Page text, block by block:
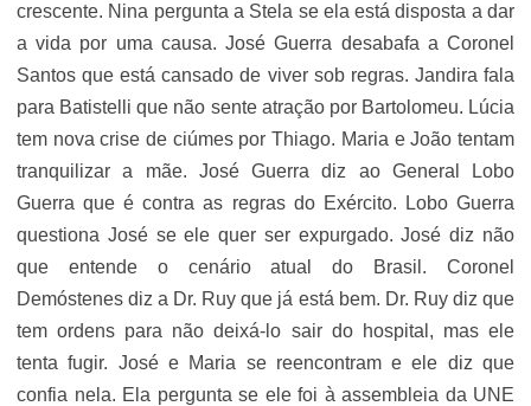
crescente. Nina pergunta a Stela se ela está disposta a dar
a vida por uma causa. José Guerra desabafa a Coronel
Santos que está cansado de viver sob regras. Jandira fala
para Batistelli que não sente atração por Bartolomeu. Lúcia
tem nova crise de ciúmes por Thiago. Maria e João tentam
tranquilizar a mãe. José Guerra diz ao General Lobo
Guerra que é contra as regras do Exército. Lobo Guerra
questiona José se ele quer ser expurgado. José diz não
que entende o cenário atual do Brasil. Coronel
Demóstenes diz a Dr. Ruy que já está bem. Dr. Ruy diz que
tem ordens para não deixá-lo sair do hospital, mas ele
tenta fugir. José e Maria se reencontram e ele diz que
confia nela. Ela pergunta se ele foi à assembleia da UNE